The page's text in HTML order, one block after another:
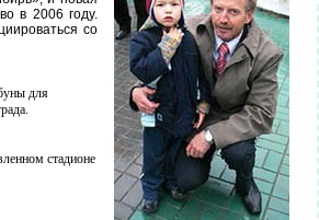
в 2006 году.
со
для
стадионе